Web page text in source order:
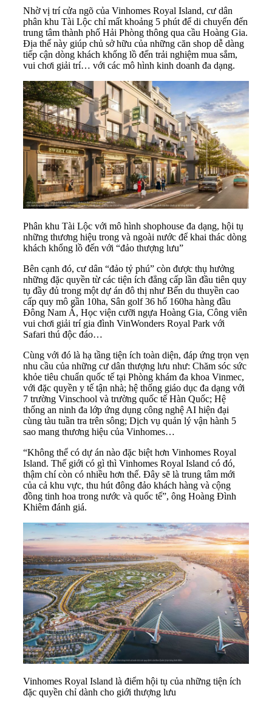
Nhờ vị trí cửa ngõ của Vinhomes Royal Island, cư dân
phân khu Tài Lộc chỉ mất khoảng 5 phút để di chuyến đến
trung tâm thành phố Hải Phòng thông qua cầu Hoàng Gia.
Địa thế này giúp chủ sở hữu của những căn shop dễ dàng
tiếp cận dòng khách khổng lồ đến trải nghiệm mua sắm,
vui chơi giải trí… với các mô hình kinh doanh đa dạng.
Phân khu Tài Lộc với mô hình shophouse đa dạng, hội tụ
những thương hiệu trong và ngoài nước để khai thác dòng
khách khổng lồ đến với “đảo thượng lưu”
Bên cạnh đó, cư dân “đảo tỷ phú” còn được thụ hưởng
những đặc quyền từ các tiện ích đẳng cấp lần đầu tiên quy
tụ đầy đủ trong một dự án đô thị như Bến du thuyền cao
cấp quy mô gần 10ha, Sân golf 36 hố 160ha hàng đầu
Đông Nam Á, Học viện cưỡi ngựa Hoàng Gia, Công viên
vui chơi giải trí gia đình VinWonders Royal Park với
Safari thú độc đáo…
Cùng với đó là hạ tầng tiện ích toàn diện, đáp ứng trọn vẹn
nhu cầu của những cư dân thượng lưu như: Chăm sóc sức
khỏe tiêu chuẩn quốc tế tại Phòng khám đa khoa Vinmec,
với đặc quyền y tế tận nhà; hệ thống giáo dục đa dạng với
7 trường Vinschool và trường quốc tế Hàn Quốc; Hệ
thống an ninh đa lớp ứng dụng công nghệ AI hiện đại
cùng tàu tuần tra trên sông; Dịch vụ quản lý vận hành 5
sao mang thương hiệu của Vinhomes…
“Không thể có dự án nào đặc biệt hơn Vinhomes Royal
Island. Thế giới có gì thì Vinhomes Royal Island có đó,
thậm chí còn có nhiều hơn thế. Đây sẽ là trung tâm mới
của cả khu vực, thu hút đông đảo khách hàng và cộng
đồng tinh hoa trong nước và quốc tế”, ông Hoàng Đình
Khiêm đánh giá.
Vinhomes Royal Island là điểm hội tụ của những tiện ích
đặc quyền chỉ dành cho giới thượng lưu